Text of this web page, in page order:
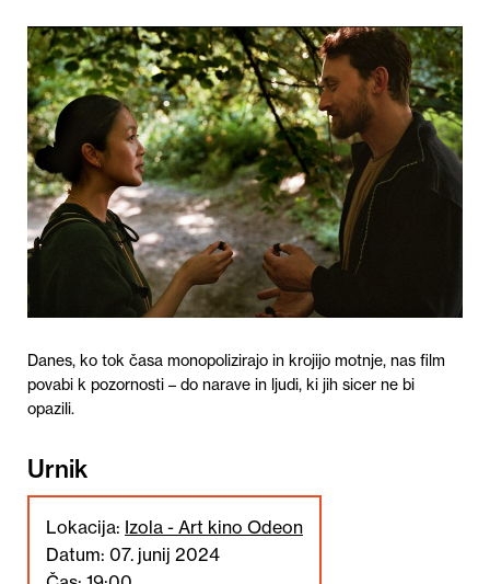
Danes, ko tok časa monopolizirajo in krojijo motnje, nas film
povabi k pozornosti – do narave in ljudi, ki jih sicer ne bi
opazili.
Urnik
Lokacija: Izola - Art kino Odeon
Datum: 07. junij 2024